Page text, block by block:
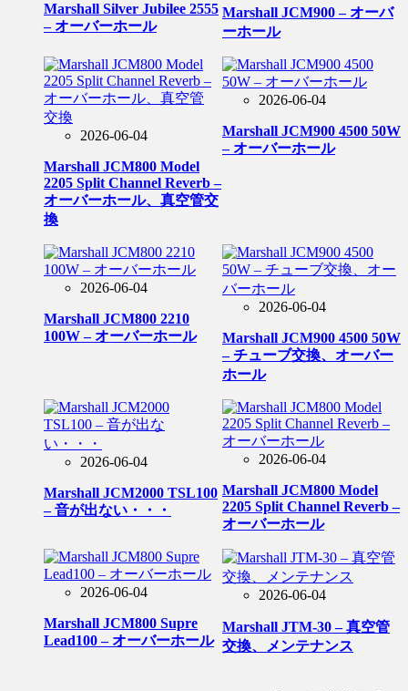
Marshall Silver Jubilee 2555
– オーバーホール
Marshall JCM900 – オーバ
ーホール
2026-06-04
Marshall JCM800 Model
2205 Split Channel Reverb –
オーバーホール、真空管交
換
2026-06-04
Marshall JCM900 4500 50W
– オーバーホール
2026-06-04
Marshall JCM800 2210
100W – オーバーホール
2026-06-04
Marshall JCM900 4500 50W
– チューブ交換、オーバー
ホール
2026-06-04
Marshall JCM2000 TSL100
– 音が出ない・・・
2026-06-04
Marshall JCM800 Model
2205 Split Channel Reverb –
オーバーホール
2026-06-04
Marshall JCM800 Supre
Lead100 – オーバーホール
2026-06-04
Marshall JTM-30 – 真空管
交換、メンテナンス